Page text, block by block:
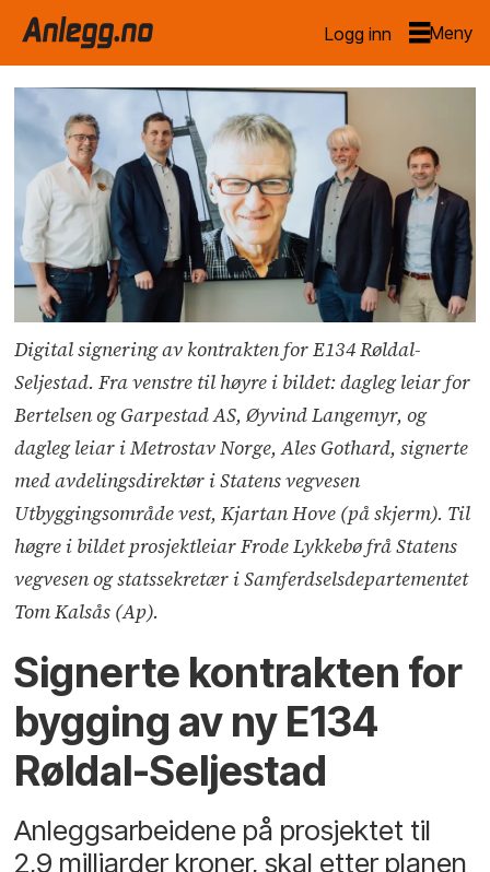
Logg inn
Digital signering av kontrakten for E134 Røldal-
Seljestad. Fra venstre til høyre i bildet: dagleg leiar for
Bertelsen og Garpestad AS, Øyvind Langemyr, og
dagleg leiar i Metrostav Norge, Ales Gothard, signerte
med avdelingsdirektør i Statens vegvesen
Utbyggingsområde vest, Kjartan Hove (på skjerm). Til
høgre i bildet prosjektleiar Frode Lykkebø frå Statens
vegvesen og statssekretær i Samferdselsdepartementet
Tom Kalsås (Ap).
Signerte kontrakten for
bygging av ny E134
Røldal-Seljestad
Anleggsarbeidene på prosjektet til
2,9 milliarder kroner, skal etter planen